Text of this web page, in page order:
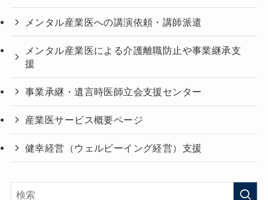
メンタル産業医への講演依頼・講師派遣
メンタル産業医による介護離職防止や事業継承支
援
事業承継・遺言時医師立会支援センター
産業医サービス概要ページ
健幸経営（ウェルビーイング経営）支援